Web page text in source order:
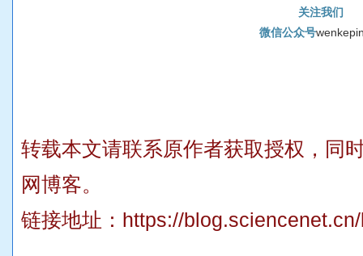
关注我们
微信公众号wenkepi
转载本文请联系原作者获取授权，同
网博客。
链接地址： https://